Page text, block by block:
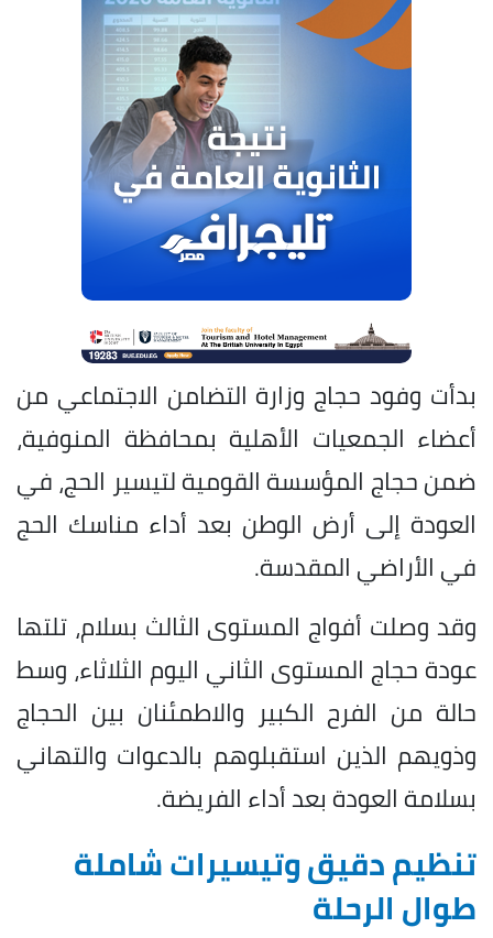
بدأت وفود حجاج وزارة التضامن الاجتماعي من
أعضاء الجمعيات الأهلية بمحافظة المنوفية،
ضمن حجاج المؤسسة القومية لتيسير الحج، في
العودة إلى أرض الوطن بعد أداء مناسك الحج
في الأراضي المقدسة.
وقد وصلت أفواج المستوى الثالث بسلام، تلتها
عودة حجاج المستوى الثاني اليوم الثلاثاء، وسط
حالة من الفرح الكبير والاطمئنان بين الحجاج
وذويهم الذين استقبلوهم بالدعوات والتهاني
بسلامة العودة بعد أداء الفريضة.
تنظيم دقيق وتيسيرات شاملة
طوال الرحلة